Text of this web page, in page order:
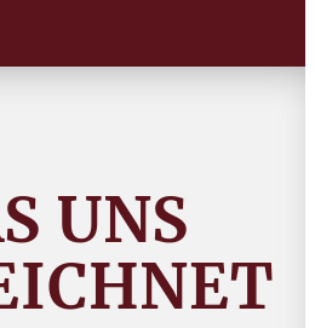
UNS